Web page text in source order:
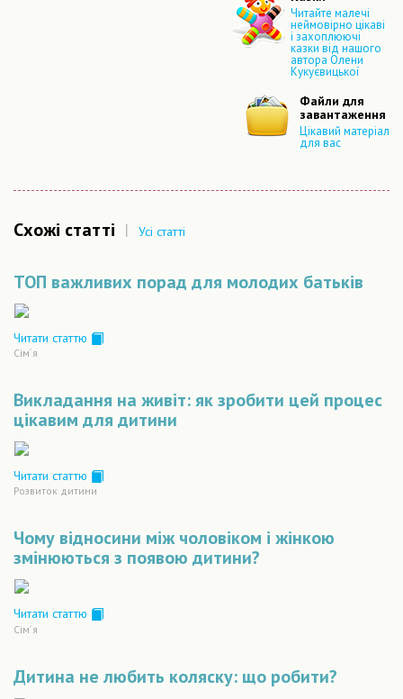
Читайте малечі
неймовірно цікаві
і захоплюючі
казки від нашого
автора Олени
Кукуєвицької
Файли для
завантаження
Цікавий матеріал
для вас
Схожі статті | Усі статті
ТОП важливих порад для молодих батьків
Читати статтю
Сiм´я
Викладання на живіт: як зробити цей процес
цікавим для дитини
Читати статтю
Розвиток дитини
Чому відносини між чоловіком і жінкою
змінюються з появою дитини?
Читати статтю
Сiм´я
Дитина не любить коляску: що робити?